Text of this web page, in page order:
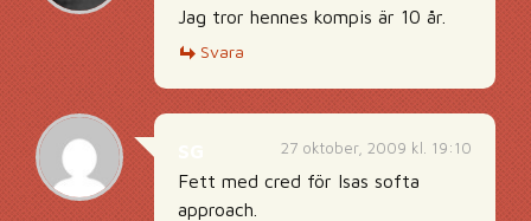
Jag tror hennes kompis är 10 år.
Svara
27 oktober, 2009 kl. 19:10
Fett med cred för Isas softa
approach.